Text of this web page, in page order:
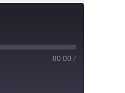
00:00 /